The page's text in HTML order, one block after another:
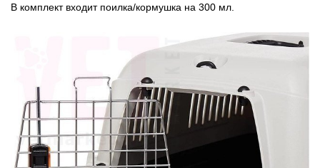
В комплект входит поилка/кормушка на 300 мл.